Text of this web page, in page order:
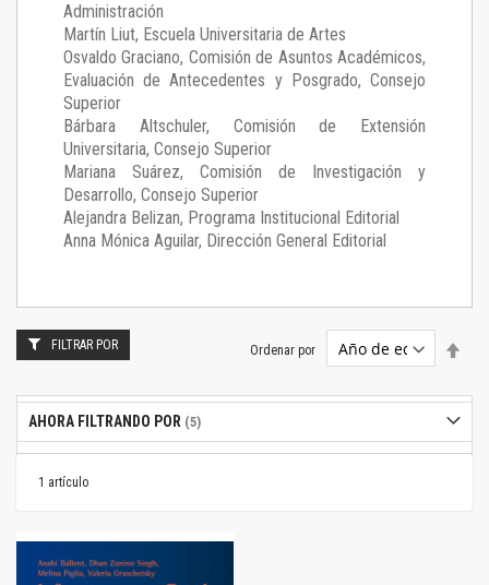
Administración
Martín Liut, Escuela Universitaria de Artes
Osvaldo Graciano, Comisión de Asuntos Académicos,
Evaluación de Antecedentes y Posgrado, Consejo
Superior
Bárbara Altschuler, Comisión de Extensión
Universitaria, Consejo Superior
Mariana Suárez, Comisión de Investigación y
Desarrollo, Consejo Superior
Alejandra Belizan, Programa Institucional Editorial
Anna Mónica Aguilar, Dirección General Editorial
1 artículo
Ordenar por
FILTRAR POR
AHORA FILTRANDO POR